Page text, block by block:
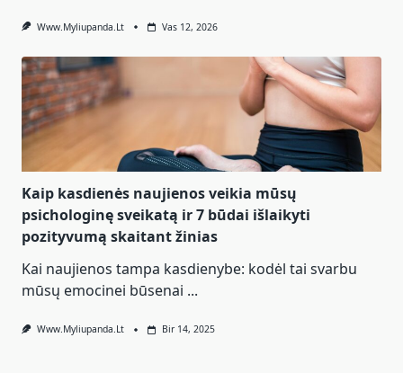
Www.myliupanda.lt Vas 12, 2026
Kaip kasdienės naujienos veikia mūsų
psichologinę sveikatą ir 7 būdai išlaikyti
pozityvumą skaitant žinias
Kai naujienos tampa kasdienybe: kodėl tai svarbu
mūsų emocinei būsenai ...
Www.myliupanda.lt Bir 14, 2025